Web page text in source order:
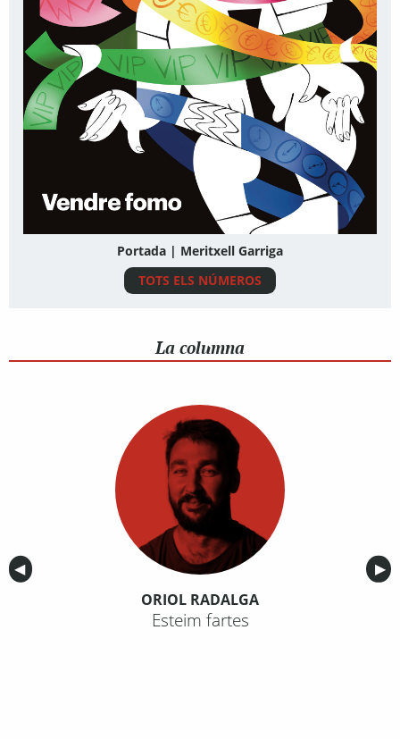
Portada | Meritxell Garriga
TOTS ELS NÚMEROS
La columna
Anterior
◀︎ ▶︎
ORIOL RADALGA
Esteim fartes